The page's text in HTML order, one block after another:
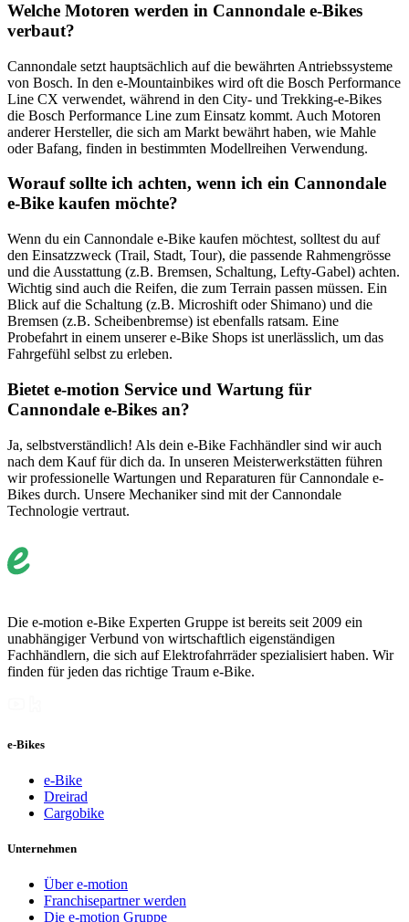
Welche Motoren werden in Cannondale e-Bikes
verbaut?
Cannondale setzt hauptsächlich auf die bewährten Antriebssysteme
von Bosch. In den e-Mountainbikes wird oft die Bosch Performance
Line CX verwendet, während in den City- und Trekking-e-Bikes
die Bosch Performance Line zum Einsatz kommt. Auch Motoren
anderer Hersteller, die sich am Markt bewährt haben, wie Mahle
oder Bafang, finden in bestimmten Modellreihen Verwendung.
Worauf sollte ich achten, wenn ich ein Cannondale
e-Bike kaufen möchte?
Wenn du ein Cannondale e-Bike kaufen möchtest, solltest du auf
den Einsatzzweck (Trail, Stadt, Tour), die passende Rahmengrösse
und die Ausstattung (z.B. Bremsen, Schaltung, Lefty-Gabel) achten.
Wichtig sind auch die Reifen, die zum Terrain passen müssen. Ein
Blick auf die Schaltung (z.B. Microshift oder Shimano) und die
Bremsen (z.B. Scheibenbremse) ist ebenfalls ratsam. Eine
Probefahrt in einem unserer e-Bike Shops ist unerlässlich, um das
Fahrgefühl selbst zu erleben.
Bietet e-motion Service und Wartung für
Cannondale e-Bikes an?
Ja, selbstverständlich! Als dein e-Bike Fachhändler sind wir auch
nach dem Kauf für dich da. In unseren Meisterwerkstätten führen
wir professionelle Wartungen und Reparaturen für Cannondale e-
Bikes durch. Unsere Mechaniker sind mit der Cannondale
Technologie vertraut.
Die e-motion e-Bike Experten Gruppe ist bereits seit 2009 ein
unabhängiger Verbund von wirtschaftlich eigenständigen
Fachhändlern, die sich auf Elektrofahrräder spezialisiert haben. Wir
finden für jeden das richtige Traum e-Bike.
e-Bikes
e-Bike
Dreirad
Cargobike
Unternehmen
Über e-motion
Franchisepartner werden
Die e-motion Gruppe